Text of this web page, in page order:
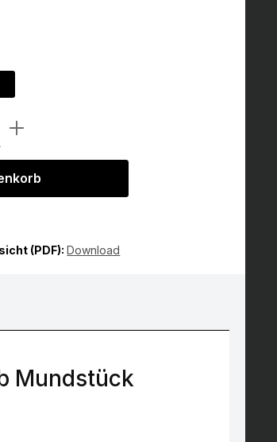
verfügbar.)
ist zurzeit nicht verfügbar.)
Option ist zurzeit nicht verfügbar.)
verfügbar.)
den gewünschten Wert
(PDF):Download
Mundstück